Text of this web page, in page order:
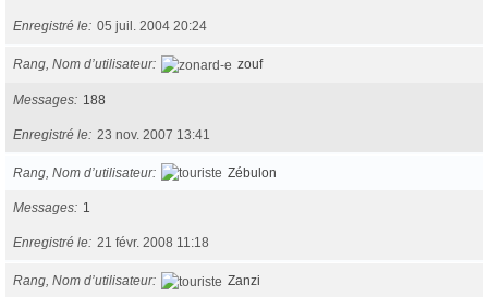
Enregistré le 05 juil. 2004 20:24
Rang, Nom d’utilisateur zouf
Messages 188
Enregistré le 23 nov. 2007 13:41
Rang, Nom d’utilisateur Zébulon
Messages 1
Enregistré le 21 févr. 2008 11:18
Rang, Nom d’utilisateur Zanzi